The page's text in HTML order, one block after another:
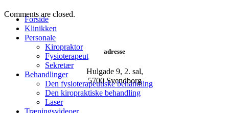
Forside
Klinikken
Personale
Kiropraktor
Fysioterapeut
Sekretær
Behandlinger
Den fysioterapeutiske behandling
Den kiropraktiske behandling
Laser
Træningsvideoer
Comments are closed.
adresse
Hulgade 9, 2. sal,
​5700 Svendborg